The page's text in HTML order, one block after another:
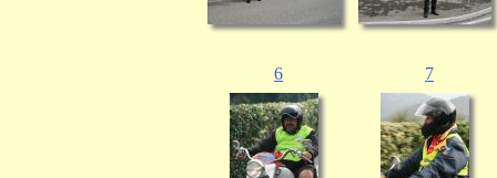
6 7